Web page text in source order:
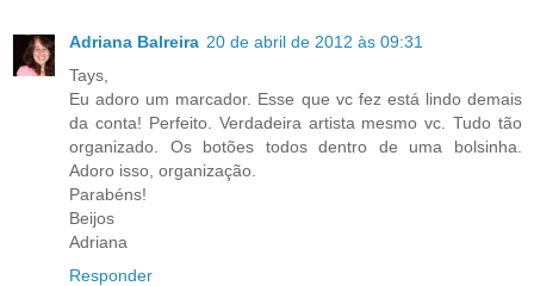
Adriana Balreira 20 de abril de 2012 às 09:31
Tays,
Eu adoro um marcador. Esse que vc fez está lindo demais
da conta! Perfeito. Verdadeira artista mesmo vc. Tudo tão
organizado. Os botões todos dentro de uma bolsinha.
Adoro isso, organização.
Parabéns!
Beijos
Adriana
Responder